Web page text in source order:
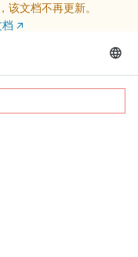
该文档不再更新。
↗